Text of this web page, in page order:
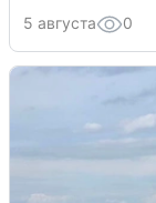
5 августа 0